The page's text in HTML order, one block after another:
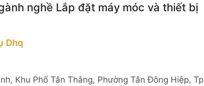
nghề Lắp đặt máy móc và thiết bị
Dhq
Khu Phố Tân Thắng, Phường Tân Đông Hiệp, Tp